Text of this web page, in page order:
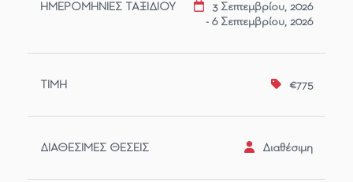
3 Σεπτεμβρίου, 2026
- 6 Σεπτεμβρίου, 2026
€775
Διαθέσιμη